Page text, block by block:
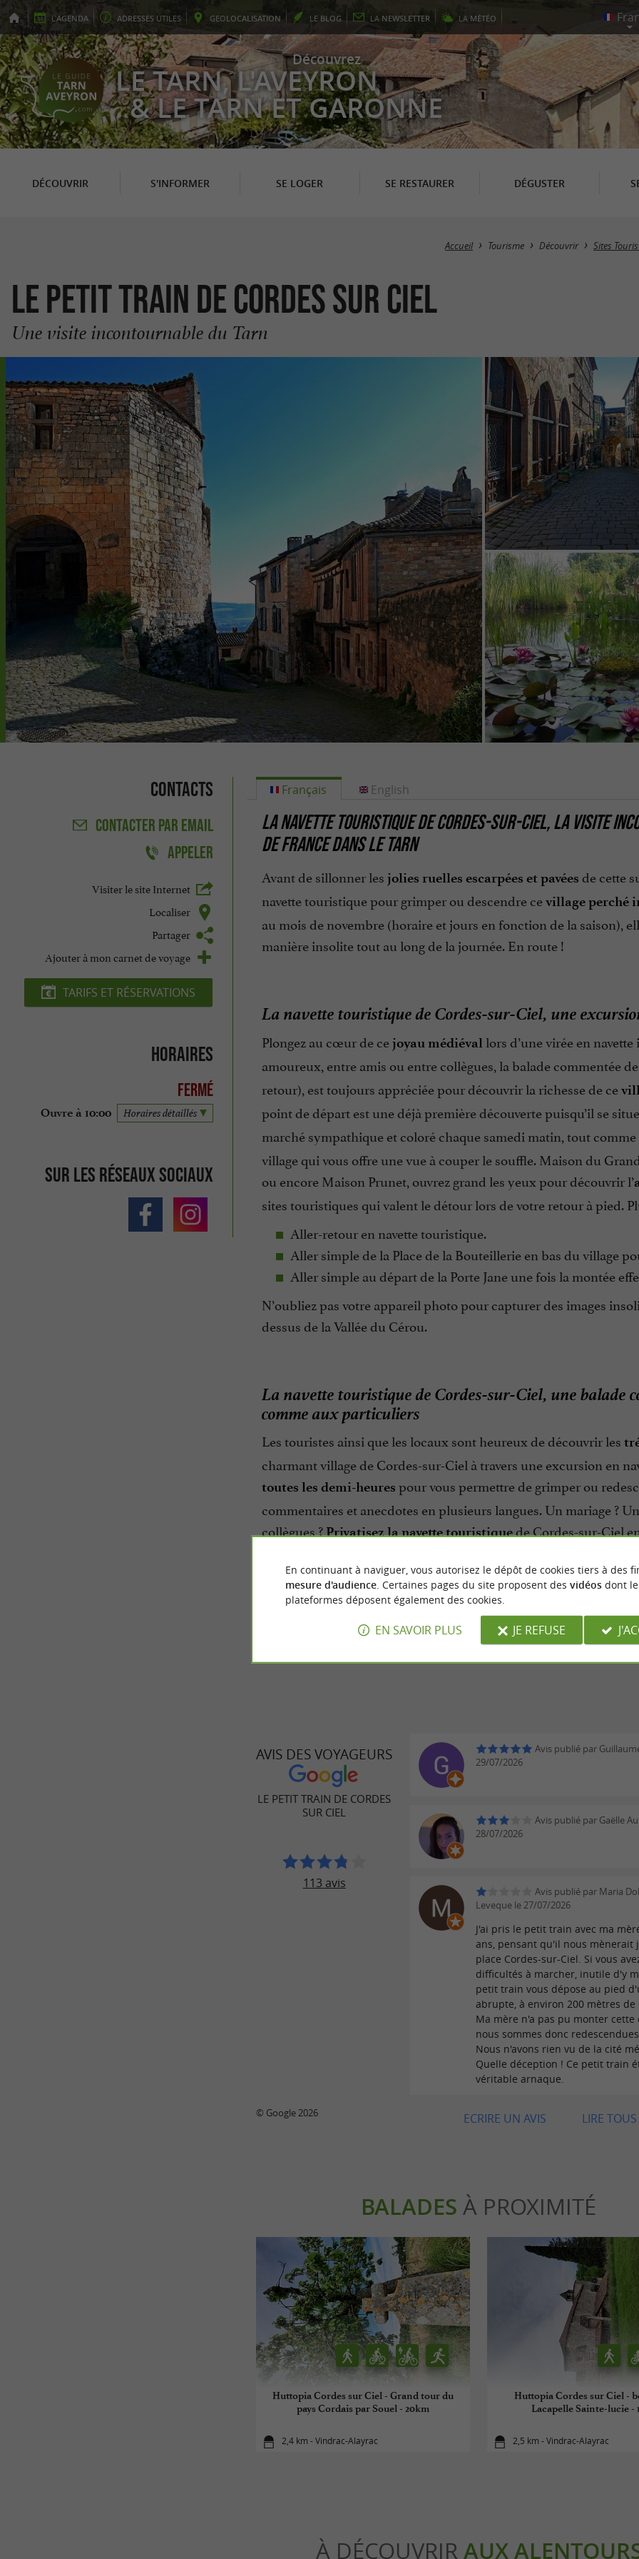
L'AGENDA ADRESSES UTILES GEOLOCALISATION LE BLOG LA NEWSLETTER LA MÉTÉO
Découvrez
LE TARN, L'AVEYRON
& LE TARN ET GARONNE
DÉCOUVRIR S'INFORMER SE LOGER SE RESTAURER DÉGUSTER
Accueil Tourisme Découvrir Sites
Le Petit Train de Cordes sur Ciel
Une visite incontournable du Tarn
Contacts
CONTACTER PAR EMAIL
APPELER
Visiter le site Internet
Localiser
Partager
Ajouter à mon carnet de voyage
TARIFS ET RÉSERVATIONS
Horaires
Fermé
Ouvre à 10:00 Horaires détaillés
Sur les réseaux sociaux
Français
LA NAVETTE TOURISTIQUE DE CORDES-SUR-CIEL, LAVISITE
DE FRANCEDANS LE TARN
Avant de sillonner les jolies ruelles escarpées et pavées de cette
navette touristique pour grimper ou descendre cevillage perché
au mois de novembre (horaire et jours en fonction de la saison),
manière insolite tout au long de la journée. En route !
La navette touristique de Cordes-sur-Ciel, une
Plongez au cœur de cejoyau médiéval lors d’une virée en
amoureux, entre amis ou entre collègues, la balade commentée de
retour), est toujours appréciée pour découvrir la richesse de ce
point de départ est une déjà première découverte puisqu’il se
marché sympathique et coloré chaque samedi matin, tout comme
village qui vous offre une vue à couper le souffle. Maison du
ou encore Maison Prunet, ouvrez grand les yeux pour découvrir l’
sites touristiques qui valent le détour lors de votre retour à pied.
Aller-retour en navette touristique.
Aller simple de la Place de la Bouteillerie en bas du village
Aller simple au départ de la Porte Jane une fois la montée
N’oubliez pas votre appareil photo pour capturer des images
dessus de la Vallée du Cérou.
La navette touristique de Cordes-sur-Ciel, une balade
comme aux particuliers
Les touristes ainsi que les locaux sont heureux de découvrir les
charmant village de Cordes-sur-Ciel à travers une excursion en
toutes les demi-heures pour vous permettre de grimper ou
commentaires et anecdotes en plusieurs langues. Un mariage ?
collègues ?Privatisez la navette touristiquede Cordes-sur-Ciel
: le billet est gratuit pour les moins de 5 ans.
English
AVIS DES VOYAGEURS
LE PETIT TRAIN DE CORDES
SUR CIEL
113 avis
Avis publié par
29/07/2026
Avis publié par Gaëlle
28/07/2026
Avis publié par Maria
Leveque le 27/07/2026
J'ai pris le petit train avec ma
ans, pensant qu'il nous mènerait
place Cordes-sur-Ciel. Si vous
difficultés à marcher, inutile d'y
petit train vous dépose au pied
abrupte, à environ 200 mètres
Ma mère n'a pas pu monter cette
nous sommes donc
Nous n'avons rien vu de la cité
Quelle déception ! Ce petit train
véritable arnaque.
LIRE
ECRIRE UN AVIS
© Google 2026
BALADES À PROXIMITÉ
Huttopia Cordes sur Ciel - Grand tour du
pays Cordais par Souel - 20km
2,4 km - Vindrac-Alayrac
Huttopia Cordes sur Ciel -
Lacapelle Sainte-lucie -
2,5 km - Vindrac-Alayrac
À DÉCOUVRIR AUX
En continuant à naviguer, vous autorisez le dépôt de cookies tiers à des
mesure d'audience. Certaines pages du site proposent des vidéosdont
plateformes déposent également des cookies.
EN SAVOIR PLUS JE REFUSE